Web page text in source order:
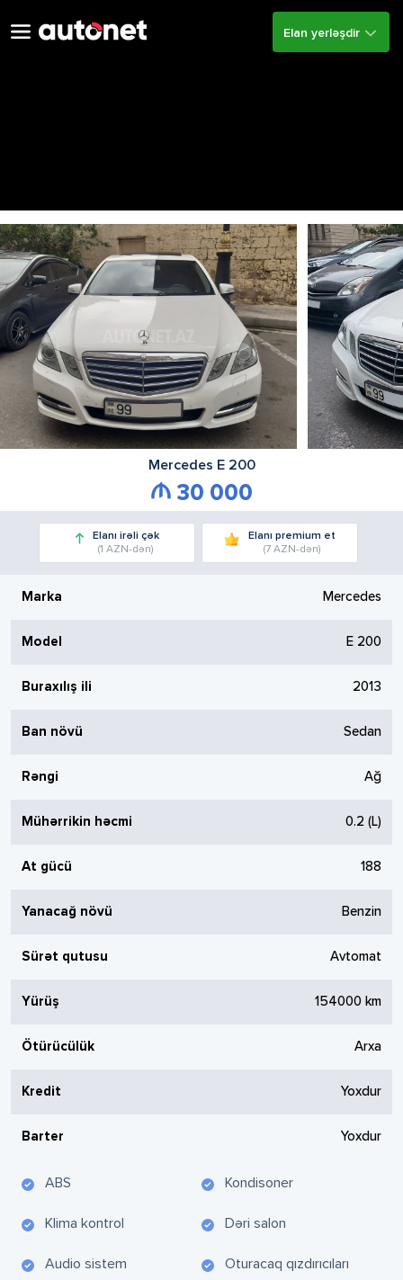
Elan yerləşdir
Mercedes E 200
30 000
Elanı irəli çək
(1 AZN-dən)
Elanı premium et
(7 AZN-dən)
Marka Mercedes
Model E 200
Buraxılış ili 2013
Ban növü Sedan
Rəngi Ağ
Mühərrikin həcmi 0.2 (L)
At gücü 188
Yanacağ növü Benzin
Sürət qutusu Avtomat
Yürüş 154000 km
Ötürücülük Arxa
Kredit Yoxdur
Barter Yoxdur
ABS Kondisoner
Klima kontrol Dəri salon
Audio sistem Oturacaq qızdırıcıları